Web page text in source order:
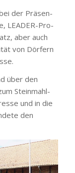
der Prä­sen­
LEA­DER-Pro­
aber auch
von Dör­fern
über den
Stein­mahl­
und in die
den